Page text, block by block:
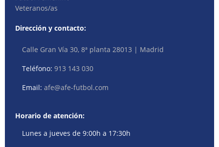
Veteranos/as
Dirección y contacto:
Calle Gran Vía 30, 8ª planta 28013 | Madrid
Teléfono:913 143 030
Email:afe@afe-futbol.com
Horario de atención:
Lunes a jueves de 9:00h a 17:30h